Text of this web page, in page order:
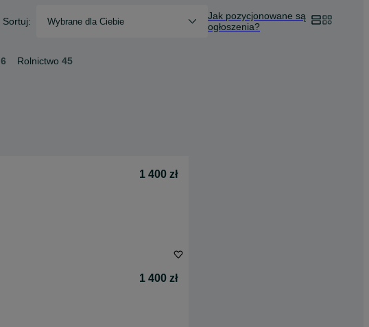
Sortuj: Wybrane dla Ciebie
Jak pozycjonowane są
ogłoszenia?
6 Rolnictwo 45
1 400 zł
1 400 zł